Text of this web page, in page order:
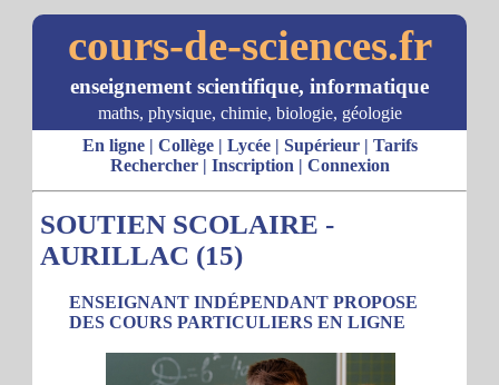
cours-de-sciences.fr
enseignement scientifique, informatique
maths, physique, chimie, biologie, géologie
En ligne| Collège| Lycée| Supérieur| Tarifs
Rechercher| Inscription | Connexion
SOUTIEN SCOLAIRE -
AURILLAC (15)
ENSEIGNANT INDÉPENDANT PROPOSE
DES COURS PARTICULIERS EN LIGNE